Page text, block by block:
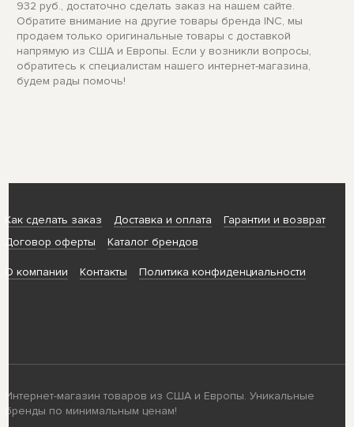
932 руб., достаточно сделать заказ на нашем сайте.
Обратите внимание на другие товары бренда INC, мы
продаем только оригинальные товары с доставкой
напрямую из США и Европы. Если у возникли вопросы,
обратитесь к специалистам нашего интернет-магазина,
будем рады помочь!
Как сделать заказ Доставка и оплата
Гарантии и возврат
Договор оферты
Каталог брендов
О компании Контакты Политика конфиденциальности
Интернет-магазин товаров из США и Европы. Уникальные
бренды по минимальным ценам!